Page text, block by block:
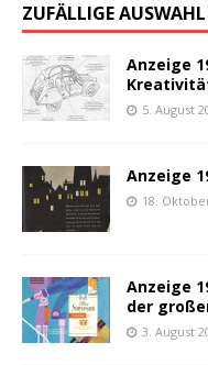
ZUFÄLLIGE
Anzeige
5. August
Anzeige
18.
Anzeige
der
3. August